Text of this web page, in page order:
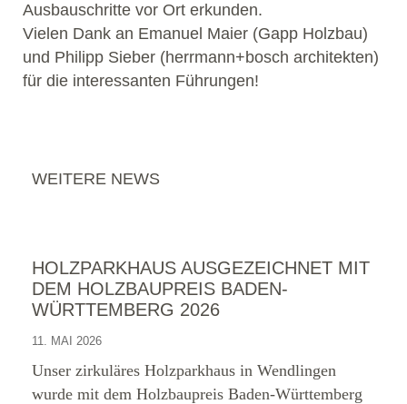
Ausbauschritte vor Ort erkunden.
Vielen Dank an Emanuel Maier (Gapp Holzbau)
und Philipp Sieber (herrmann+bosch architekten)
für die interessanten Führungen!
WEITERE NEWS
HOLZPARKHAUS AUSGEZEICHNET MIT
DEM HOLZBAUPREIS BADEN-
WÜRTTEMBERG 2026
11. MAI 2026
Unser zirkuläres Holzparkhaus in Wendlingen
wurde mit dem Holzbaupreis Baden-Württemberg